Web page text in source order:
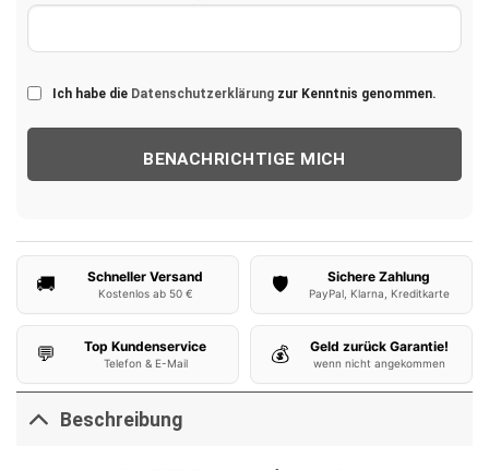
Ich habe die Datenschutzerklärung zur Kenntnis genommen.
🚚 Schneller Versand
Kostenlos ab 50 € 🛡️ Sichere Zahlung
PayPal, Klarna, Kreditkarte
💬 Top Kundenservice
Telefon & E-Mail 💰 Geld zurück Garantie!
wenn nicht angekommen
Beschreibung